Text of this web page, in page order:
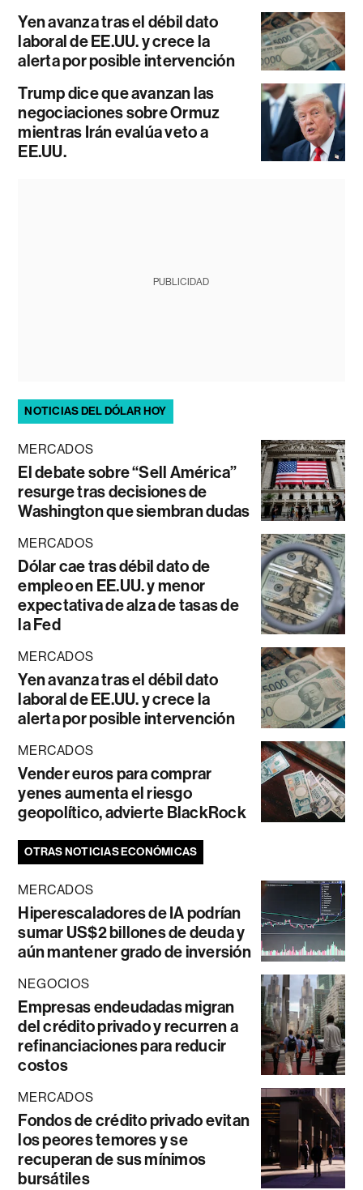
Yen avanza tras el débil dato
laboral de EE.UU. y crece la
alerta por posible intervención
Trump dice que avanzan las
negociaciones sobre Ormuz
mientras Irán evalúa veto a
EE.UU.
PUBLICIDAD
NOTICIAS DEL DÓLAR HOY
MERCADOS
El debate sobre “Sell América”
resurge tras decisiones de
Washington que siembran dudas
MERCADOS
Dólar cae tras débil dato de
empleo en EE.UU. y menor
expectativa de alza de tasas de
la Fed
MERCADOS
Yen avanza tras el débil dato
laboral de EE.UU. y crece la
alerta por posible intervención
MERCADOS
Vender euros para comprar
yenes aumenta el riesgo
geopolítico, advierte BlackRock
OTRAS NOTICIAS ECONÓMICAS
MERCADOS
Hiperescaladores de IA podrían
sumar US$2 billones de deuda y
aún mantener grado de inversión
NEGOCIOS
Empresas endeudadas migran
del crédito privado y recurren a
refinanciaciones para reducir
costos
MERCADOS
Fondos de crédito privado evitan
los peores temores y se
recuperan de sus mínimos
bursátiles